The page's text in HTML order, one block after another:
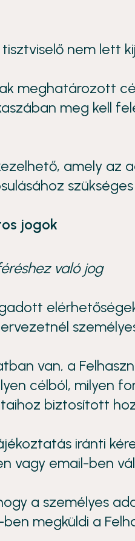
nem lett
meghatározott
meg kell
amely az
jogok
való jog
van, a
célból, milyen
biztosított
iránti
vagy email-ben
a személyes
megküldi a